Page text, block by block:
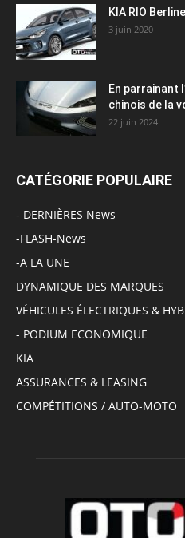
KIA RIO
3 juin 2020
En parrainant
chinois de la
22 juin 2024
CATÉGORIE POPULAIRE
- DERNIÈRES News
-FLASH-News
-A LA UNE
DYNAMIQUE DES MARQUES
VÉHICULES ÉLECTRIQUES &
- PODIUM ECONOMIQUE
KIA
ASSURANCES & LEASING
COMPÉTITIONS / AUTO-MOTO